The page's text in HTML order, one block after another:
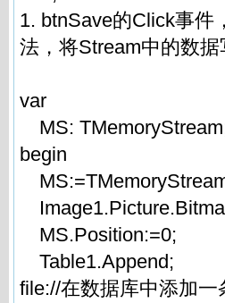
1. btnSave的Click事件
法，将Stream中的数据
var
MS:
begin
MS.Position:=0;
Table1.Append;
file://在数据库中添加一